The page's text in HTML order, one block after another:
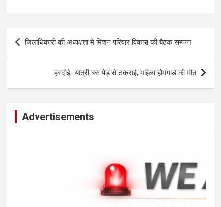
at
s
A
ce
o
o
se
n
g
er
py
Li
n
k
ar
e
Post
navigation
जिलाधिकारी की अध्यक्षता मे मिशन परिवार विकास की बैठक सम्पन्न
हरदोई- यात्री बस पेड़ से टकराई, महिला होमगार्ड की मौत
Advertisements